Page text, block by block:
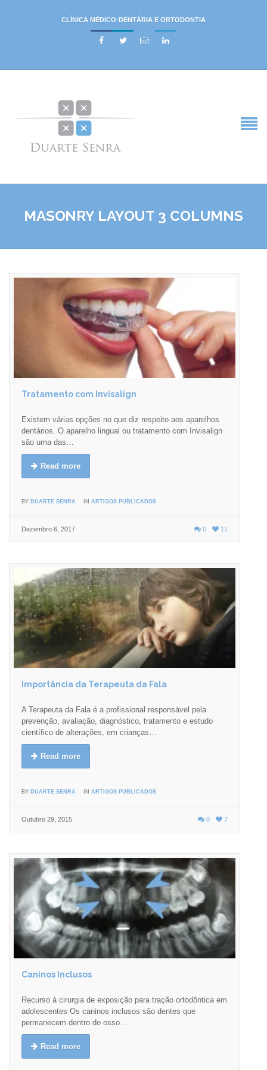
CLÍNICA MÉDICO-DENTÁRIA E ORTODONTIA
   
MASONRY LAYOUT 3 COLUMNS
Tratamento com Invisalign
Existem várias opções no que diz respeito aos aparelhos
dentários. O aparelho lingual ou tratamento com Invisalign
são uma das…
Read more
BY DUARTE SENRA IN ARTIGOS PUBLICADOS
Dezembro 6, 2017 11
0
Importância da Terapeuta da Fala
A Terapeuta da Fala é a profissional responsável pela
prevenção, avaliação, diagnóstico, tratamento e estudo
científico de alterações, em crianças…
Read more
BY DUARTE SENRA IN ARTIGOS PUBLICADOS
Outubro 29, 2015 7
0
Caninos Inclusos
Recurso à cirurgia de exposição para tração ortodôntica em
adolescentes Os caninos inclusos são dentes que
permanecem dentro do osso…
Read more